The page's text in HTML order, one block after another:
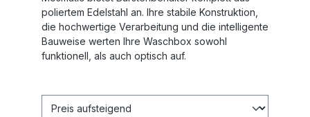
poliertem Edelstahl an. Ihre stabile Konstruktion,
die hochwertige Verarbeitung und die intelligente
Bauweise werten Ihre Waschbox sowohl
funktionell, als auch optisch auf.